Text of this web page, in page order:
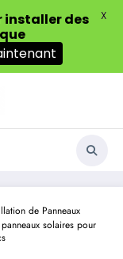
de Panneaux
solaires pour
installer des
X